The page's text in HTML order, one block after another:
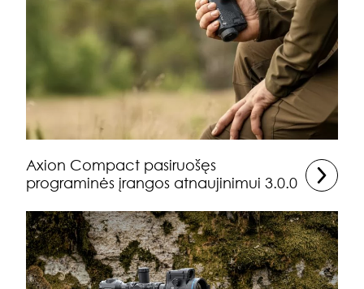
Axion Compact pasiruošęs
programinės įrangos atnaujinimui 3.0.0